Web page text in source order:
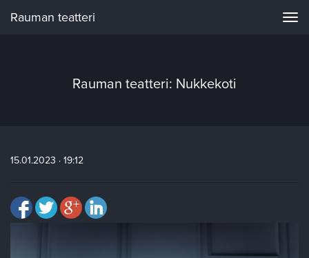
Rauman teatteri
Rauman teatteri: Nukkekoti
15.01.2023 · 19:12